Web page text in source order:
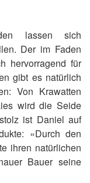
lassen sich
Der im Faden
hervorragend für
gibt es natürlich
Von Krawatten
wird die Seide
ist Daniel auf
«Durch den
ihren natürlichen
Bauer seine